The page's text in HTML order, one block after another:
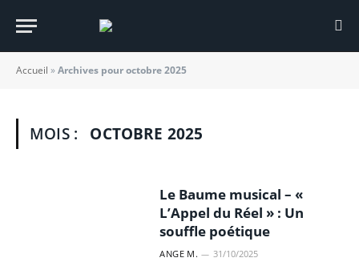
Accueil »Archives pour octobre 2025
MOIS : OCTOBRE 2025
Le Baume musical – «
L’Appel du Réel » : Un
souffle poétique
ANGE M. 31/10/2025